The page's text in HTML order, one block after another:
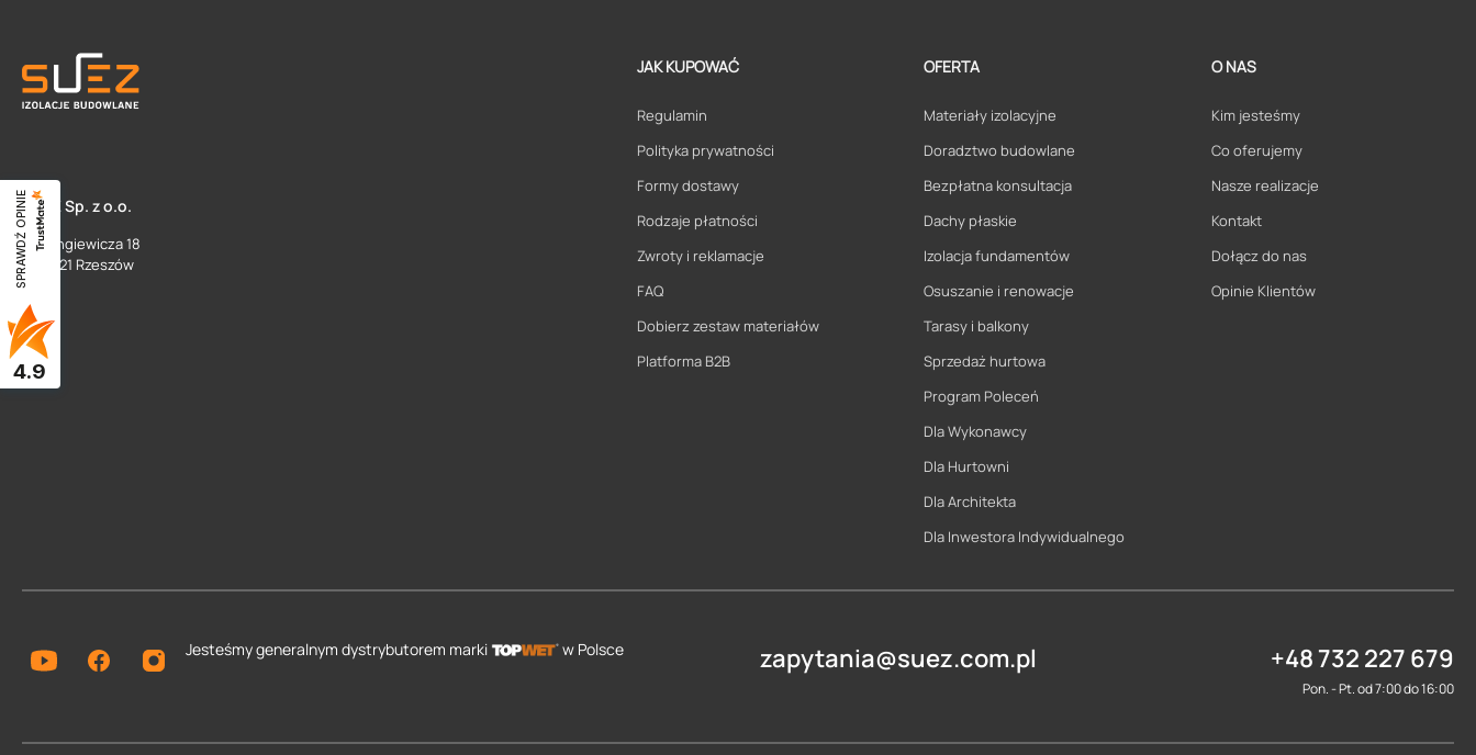
SUEZ Sp. z o.o.
ul. Langiewicza 18
35 - 021 Rzeszów
JAK KUPOWAĆ
Regulamin
Polityka prywatności
Formy dostawy
Rodzaje płatności
Zwroty i reklamacje
FAQ
Dobierz zestaw materiałów
Platforma B2B
OFERTA
Materiały izolacyjne
Doradztwo budowlane
Bezpłatna konsultacja
Dachy płaskie
Izolacja fundamentów
Osuszanie i renowacje
Tarasy i balkony
Sprzedaż hurtowa
Program Poleceń
Dla Wykonawcy
Dla Hurtowni
Dla Architekta
Dla Inwestora Indywidualnego
O NAS
Kim jesteśmy
Co oferujemy
Nasze realizacje
Kontakt
Dołącz do nas
Opinie Klientów
Jesteśmy generalnym dystrybutorem marki w Polsce zapytania@suez.com.pl +48 732 227 679
Pon. - Pt. od 7:00 do 16:00
SPRAWDŹ OPINIE
4.9